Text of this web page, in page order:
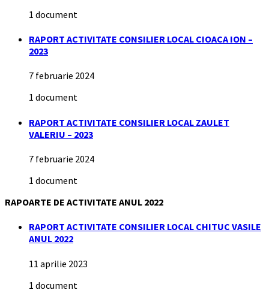
1 document
RAPORT ACTIVITATE CONSILIER LOCAL CIOACA ION –
2023
7 februarie 2024
1 document
RAPORT ACTIVITATE CONSILIER LOCAL ZAULET
VALERIU – 2023
7 februarie 2024
1 document
RAPOARTE DE ACTIVITATE ANUL 2022
RAPORT ACTIVITATE CONSILIER LOCAL CHITUC VASILE
ANUL 2022
11 aprilie 2023
1 document